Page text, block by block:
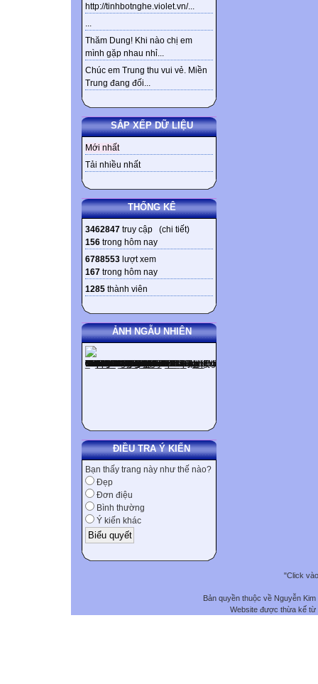
http://tinhbotnghe.violet.vn/...
...
Thăm Dung! Khi nào chị em
mình gặp nhau nhỉ...
Chúc em Trung thu vui vẻ. Miền
Trung đang đối...
SẮP XẾP DỮ LIỆU
Mới nhất
Tải nhiều nhất
THỐNG KÊ
3462847 truy cập (chi tiết)
156 trong hôm nay
6788553 lượt xem
167 trong hôm nay
1285 thành viên
ẢNH NGẪU NHIÊN
ĐIỀU TRA Ý KIẾN
Bạn thấy trang này như thế nào?
Đẹp
Đơn điệu
Bình thường
Ý kiến khác
"Click
Bản quyền thuộc về Nguyễn
Website được thừa kế từ